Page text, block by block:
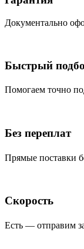
Документально
Быстрый
Помогаем точно
Без переплат
Прямые поставки
Скорость
Есть — отправим